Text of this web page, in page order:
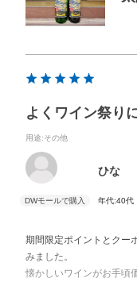
よくワイン祭り
用途:その他
ひな
年代:40代
期間限定ポイントとクー
みました。
懐かしいワインがお手頃